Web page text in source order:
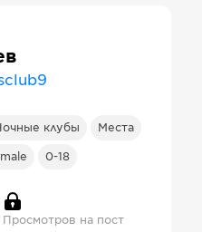
клубы Места
0-18
Просмотров на пост